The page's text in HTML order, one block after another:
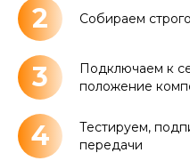
2 Собираем
3
Подключаем к
положение
4
Тестируем,
передачи